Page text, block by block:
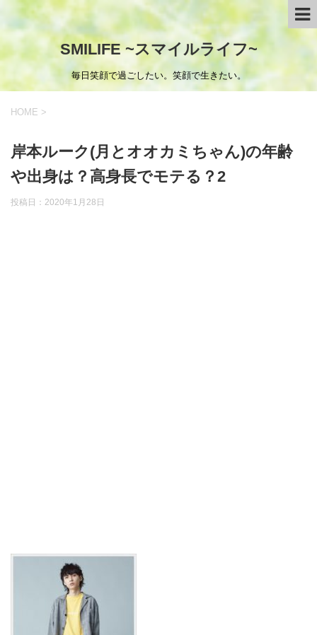
SMILIFE ~スマイルライフ~
毎日笑顔で過ごしたい。笑顔で生きたい。
HOME >
岸本ルーク(月とオオカミちゃん)の年齢
や出身は？高身長でモテる？2
投稿日： 2020年1月28日